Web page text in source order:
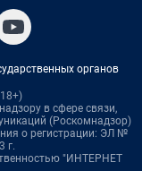
органов
в сфере связи,
(Роскомнадзор)
о регистрации: ЭЛ №
г.
"ИНТЕРНЕТ